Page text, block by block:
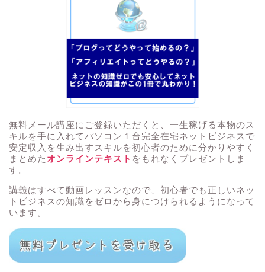
無料メール講座にご登録いただくと、一生稼げる本物のス
キルを手に入れてパソコン１台完全在宅ネットビジネスで
安定収入を生み出すスキルを初心者のために分かりやすく
まとめたオンラインテキスト をもれなくプレゼントしま
す。
講義はすべて動画レッスンなので、初心者でも正しいネッ
トビジネスの知識をゼロから身につけられるようになって
います。